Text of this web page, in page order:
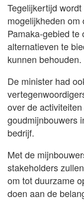
Tegelijkertijd
mogelijkheden
Pamaka-gebied te
alternatieven te
kunnen behouden.
De minister had
over de
goudmijnbouwers
bedrijf.
Met de
stakeholders
om tot duurzame
doen aan de